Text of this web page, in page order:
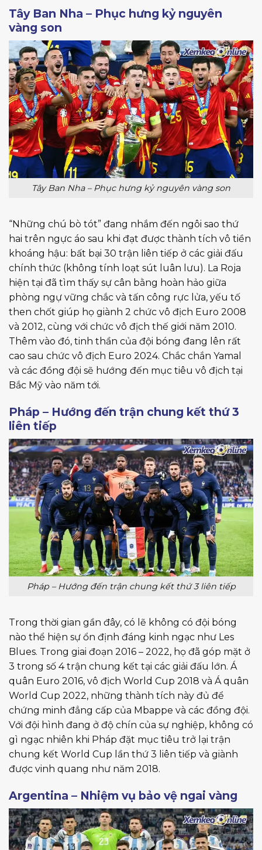
Tây Ban Nha – Phục hưng kỷ nguyên
vàng son
Tây Ban Nha – Phục hưng kỷ nguyên vàng son
“Những chú bò tót” đang nhắm đến ngôi sao thứ
hai trên ngực áo sau khi đạt được thành tích vô tiền
khoáng hậu: bất bại 30 trận liên tiếp ở các giải đấu
chính thức (không tính loạt sút luân lưu). La Roja
hiện tại đã tìm thấy sự cân bằng hoàn hảo giữa
phòng ngự vững chắc và tấn công rực lửa, yếu tố
then chốt giúp họ giành 2 chức vô địch Euro 2008
và 2012, cùng với chức vô địch thế giới năm 2010.
Thêm vào đó, tinh thần của đội bóng đang lên rất
cao sau chức vô địch Euro 2024. Chắc chắn Yamal
và các đồng đội sẽ hướng đến mục tiêu vô địch tại
Bắc Mỹ vào năm tới.
Pháp – Hướng đến trận chung kết thứ 3
liên tiếp
Pháp – Hướng đến trận chung kết thứ 3 liên tiếp
Trong thời gian gần đây, có lẽ không có đội bóng
nào thể hiện sự ổn định đáng kinh ngạc như Les
Blues. Trong giai đoạn 2016 – 2022, họ đã góp mặt ở
3 trong số 4 trận chung kết tại các giải đấu lớn. Á
quân Euro 2016, vô địch World Cup 2018 và Á quân
World Cup 2022, những thành tích này đủ để
chứng minh đẳng cấp của Mbappe và các đồng đội.
Với đội hình đang ở độ chín của sự nghiệp, không có
gì ngạc nhiên khi Pháp đặt mục tiêu trở lại trận
chung kết World Cup lần thứ 3 liên tiếp và giành
được vinh quang như năm 2018.
Argentina – Nhiệm vụ bảo vệ ngai vàng